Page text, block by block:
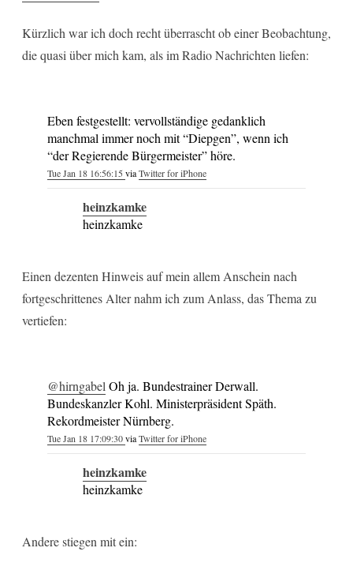
Kürzlich war ich doch recht überrascht ob einer Beobachtung,
die quasi über mich kam, als im Radio Nachrichten liefen:
Eben festgestellt: vervollständige gedanklich
manchmal immer noch mit “Diepgen”, wenn ich
“der Regierende Bürgermeister” höre.
Tue Jan 18 16:56:15viaTwitter for iPhone
heinzkamke
heinzkamke
Einen dezenten Hinweis auf mein allem Anschein nach
fortgeschrittenes Alter nahm ich zum Anlass, das Thema zu
vertiefen:
@hirngabel Oh ja. Bundestrainer Derwall.
Bundeskanzler Kohl. Ministerpräsident Späth.
Rekordmeister Nürnberg.
Tue Jan 18 17:09:30viaTwitter for iPhone
heinzkamke
heinzkamke
Andere stiegen mit ein: